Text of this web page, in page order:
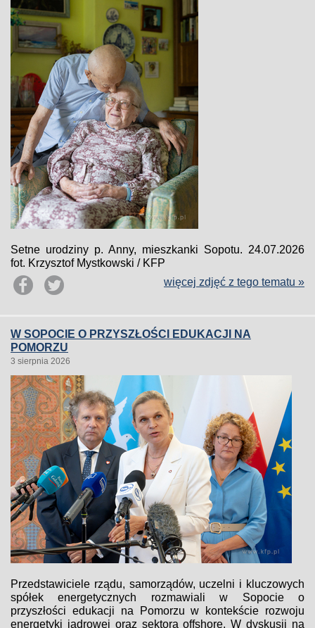
Setne urodziny p. Anny, mieszkanki Sopotu. 24.07.2026
fot. Krzysztof Mystkowski / KFP
więcej zdjęć z tego tematu »
W SOPOCIE O PRZYSZŁOŚCI EDUKACJI NA
POMORZU
3 sierpnia 2026
Przedstawiciele rządu, samorządów, uczelni i kluczowych
spółek energetycznych rozmawiali w Sopocie o
przyszłości edukacji na Pomorzu w kontekście rozwoju
energetyki jądrowej oraz sektora offshore. W dyskusji na